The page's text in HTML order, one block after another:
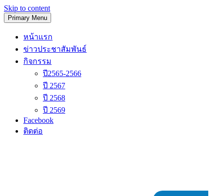
Skip to content
Primary Menu
หน้าแรก
ข่าวประชาสัมพันธ์
กิจกรรม
ปี2565-2566
ปี 2567
ปี 2568
ปี 2569
Facebook
ติดต่อ